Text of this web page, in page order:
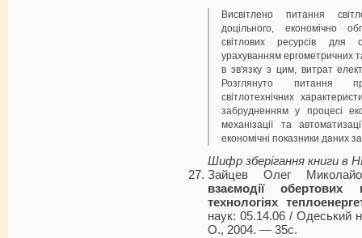
Висвітлено питання
доцільного, економічно
світлових ресурсів для
урахуванням ергометричних
в зв'язку з цим, витрат
Розглянуто питання
світлотехнічних
забрудненням у процесі
механізації та
економічні показники даних
Шифр зберігання книги в
Зайцев Олег
взаємодії обертових
технологіях
наук: 05.14.06 / Одеський
О., 2004. — 35с.